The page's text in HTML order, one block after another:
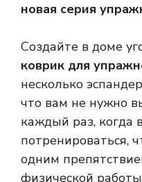
новая серия
Создайте в доме
коврик для
несколько
что вам не нужно
каждый раз, когда
потренироваться,
одним
физической